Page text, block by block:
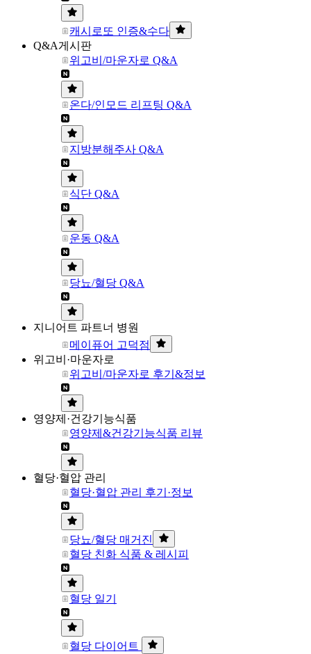
캐시로또 인증&수다
Q&A게시판
위고비/마운자로 Q&A
온다/인모드 리프팅 Q&A
지방분해주사 Q&A
식단 Q&A
운동 Q&A
당뇨/혈당 Q&A
지니어트 파트너 병원
메이퓨어 고덕점
위고비·마운자로
위고비/마운자로 후기&정보
영양제·건강기능식품
영양제&건강기능식품 리뷰
혈당·혈압 관리
혈당·혈압 관리 후기·정보
당뇨/혈당 매거진
혈당 친화 식품 & 레시피
혈당 일기
혈당 다이어트